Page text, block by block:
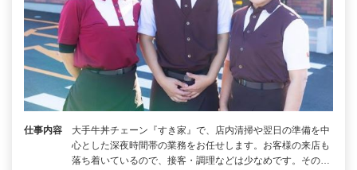
仕事内容
大手牛丼チェーン『すき家』で、店内清掃や翌日の準備を中
心とした深夜時間帯の業務をお任せします。お客様の来店も
落ち着いているので、接客・調理などは少なめです。その…